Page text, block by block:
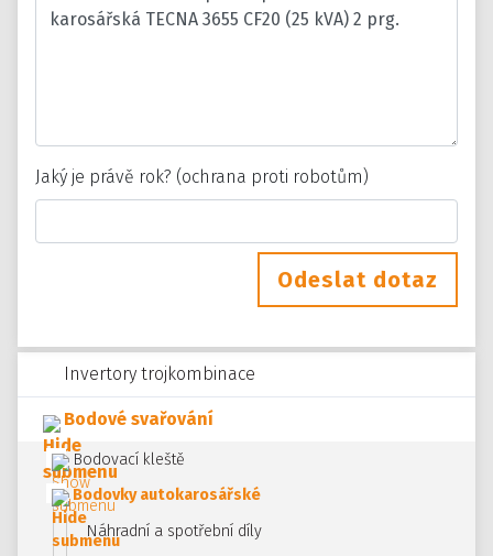
Invertory trojkombinace
Bodové svařování
Bodovací kleště
Bodovky autokarosářské
Náhradní a spotřební díly
Jaký je právě rok? (ochrana proti robotům)
Odeslat dotaz